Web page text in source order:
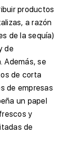
productos
a razón
de la sequía)
de
Además, se
de corta
de empresas
un papel
y
de